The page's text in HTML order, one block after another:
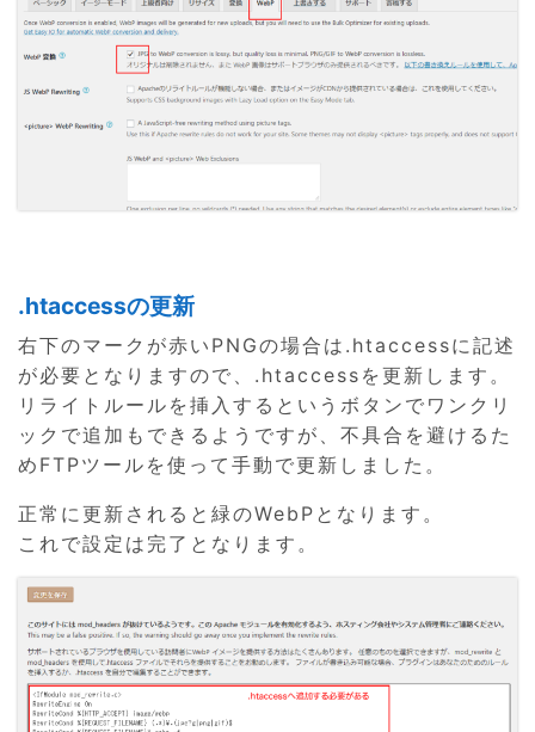
.htaccessの更新
右下のマークが赤いPNGの場合は.htaccessに記述
が必要となりますので、.htaccessを更新します。
リライトルールを挿入するというボタンでワンクリ
ックで追加もできるようですが、不具合を避けるた
めFTPツールを使って手動で更新しました。
正常に更新されると緑のWebPとなります。
これで設定は完了となります。